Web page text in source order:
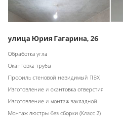
улица Юрия Гагарина, 26
Обработка угла
Окантовка трубы
Профиль стеновой невидимый ПВХ
Изготовление и окантовка отверстия
Изготовление и монтаж закладной
Монтаж люстры без сборки (Класс 2)